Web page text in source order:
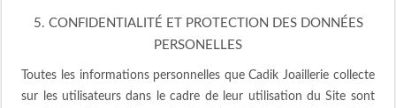
5. CONFIDENTIALITÉ ET PROTECTION DES DONNÉES
PERSONELLES
Toutes les informations personnelles que Cadik Joaillerie collecte
sur les utilisateurs dans le cadre de leur utilisation du Site sont